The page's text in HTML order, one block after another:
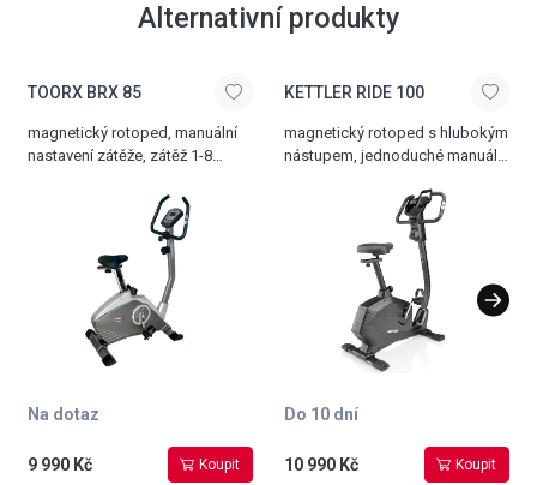
Alternativní produkty
TOORX BRX 85
magnetický rotoped, manuální
nastavení zátěže, zátěž 1-8
setrvačník, nosnost 125 kg
Na dotaz
9 990 Kč Koupit
KETTLER RIDE 100
magnetický rotoped s hlubokým
nástupem, jednoduché manuální
dlaňové senzory pro sledování
srdečního tepu, praktický držák
na tablet, který nezakrývá LCD
displej rotopedu, přehledný LCD
displej s velkým znázorněním
tréninkových hodnot , funkce
Recovery pro vyhodnocení
kondiční známky , 6 kg
chod, kolečka pro snadnou
nosnost 130 kg, záruka 3 roky
na kompletní rotoped.
Do 10 dní
10 990 Kč Koupit